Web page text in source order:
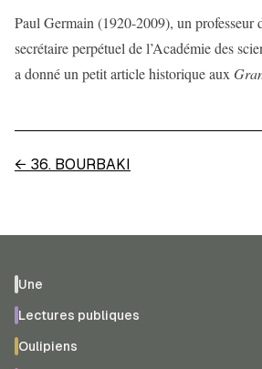
Paul Germain (1920-2009), un professeur
secrétaire perpétuel de l’Académie des
a donné un petit article historique aux
← 36. BOURBAKI
Une
Lectures publiques
Oulipiens